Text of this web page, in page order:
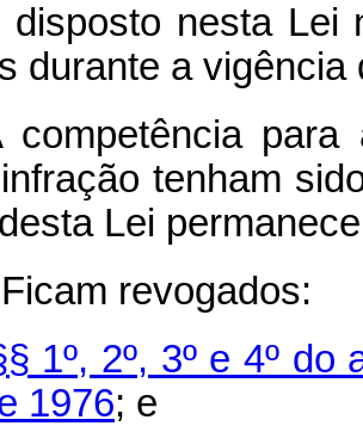
disposto nesta Lei
durante a vigência
competência
tenham
Lei
revogados:
1º, 2º, 3º e 4º
1976; e